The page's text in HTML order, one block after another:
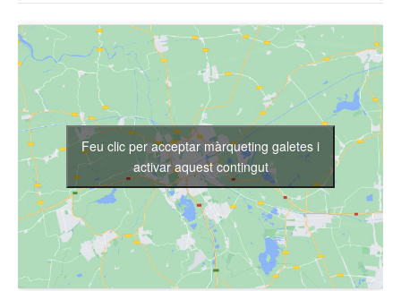
Feu clic per acceptar màrqueting galetes i
activar aquest contingut